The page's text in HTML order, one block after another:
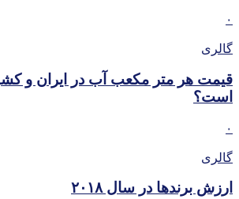
۰
گالری
قیمت هر متر مکعب آب در ایران و
است؟
۰
گالری
ارزش برندها در سال ۲۰۱۸